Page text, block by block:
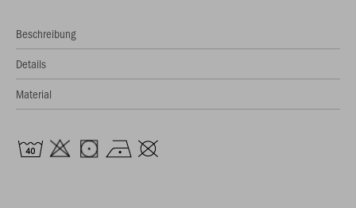
Beschreibung
Details
Material